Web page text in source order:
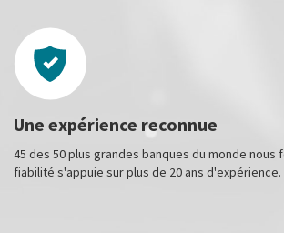
Une expérience reconnue
45 des 50 plus grandes banques du monde nous
fiabilité s'appuie sur plus de 20 ans d'expérience.